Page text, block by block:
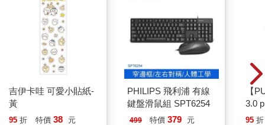
吉伊卡哇 可愛小貼紙-
黃
95 折 特價 38 元
PHILIPS 飛利浦 有線
鍵盤滑鼠組 SPT6254
499 特價 379 元
【
3.0
粉
95 折